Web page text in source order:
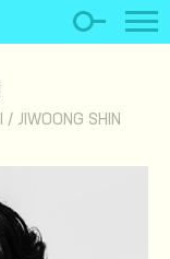
/ JIWOONG SHIN